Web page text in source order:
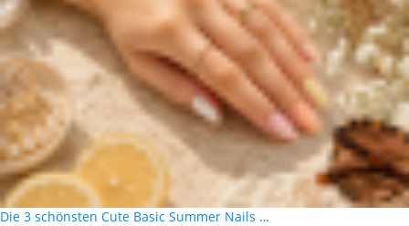
Die 3 schönsten Cute Basic Summer Nails …